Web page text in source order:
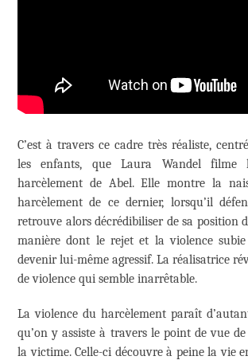
C’est à travers ce cadre très réaliste,
les enfants, que Laura Wandel filme
harcèlement de Abel. Elle montre la
harcèlement de ce dernier, lorsqu’il
retrouve alors décrédibiliser de sa position
manière dont le rejet et la violence subie
devenir lui-même agressif. La réalisatrice
de violence qui semble inarrêtable.
La violence du harcèlement paraît
qu’on y assiste à travers le point de vue
la victime. Celle-ci découvre à peine la vie